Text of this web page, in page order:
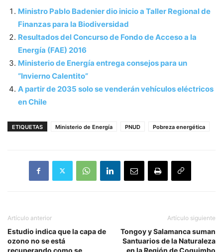
Ministro Pablo Badenier dio inicio a Taller Regional de
Finanzas para la Biodiversidad
Resultados del Concurso de Fondo de Acceso a la
Energía (FAE) 2016
Ministerio de Energía entrega consejos para un
“Invierno Calentito”
A partir de 2035 solo se venderán vehículos eléctricos
en Chile
ETIQUETAS Ministerio de Energía PNUD Pobreza energética
Artículo anterior
Estudio indica que la capa de
ozono no se está
recuperando como se
Artículo siguiente
Tongoy y Salamanca suman
Santuarios de la Naturaleza
en la Región de Coquimbo